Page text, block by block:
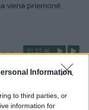
Information
to third parties, or
information for
viena priemonė
01:07:46
ekonomikai: